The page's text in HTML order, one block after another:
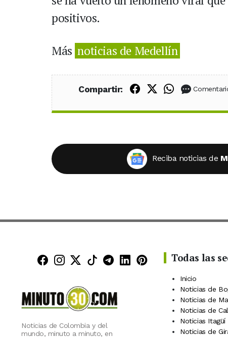
positivos.
Más noticias de Medellín
Compartir: Compartir en
Compartir en X
Compartir
Reciba noticias de
Minuto30 en Facebook
Minuto30 en Instagram
Minuto30 en X (Twitter)
Minuto30 en TikTok
Canal de Minuto30 en
Minuto30 en
Minuto30 en
Noticias de Colombia y del
mundo, minuto a minuto, en
Todas las
Inicio
Noticias de
Noticias de
Noticias de
Noticias Itagüí
Noticias de